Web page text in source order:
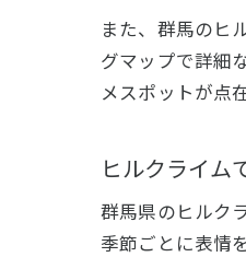
また、群馬のヒ
グマップで詳細
メスポットが点
ヒルクライム
群馬県のヒルク
季節ごとに表情